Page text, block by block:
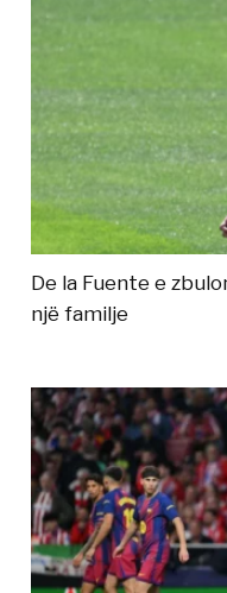
De la Fuente e
një familje